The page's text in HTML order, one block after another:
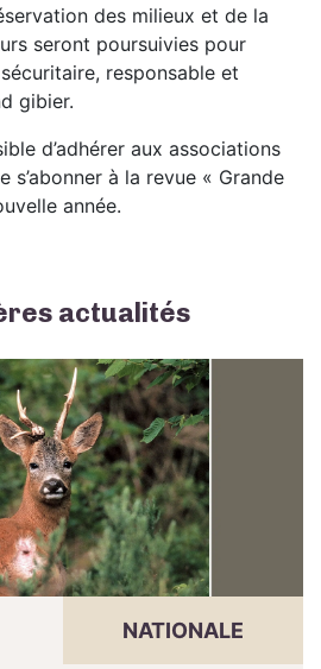
des milieux et de la
seront poursuivies pour
responsable et
gibier.
d’adhérer aux associations
s’abonner à la revue « Grande
année.
actualités
NATIONALE